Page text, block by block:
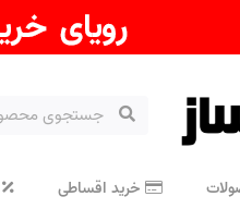
خرید اقساطی